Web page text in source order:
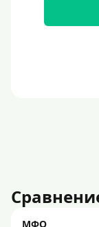
По
По СНИЛСу
Без
Без
МФО